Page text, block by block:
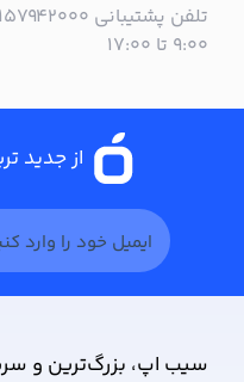
۹:۰۰ تا ۱۷:۰۰
از جدید
سیب ‌اپ، بزرگ‌ترین و